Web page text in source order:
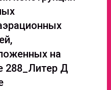
на
288_Литер Д